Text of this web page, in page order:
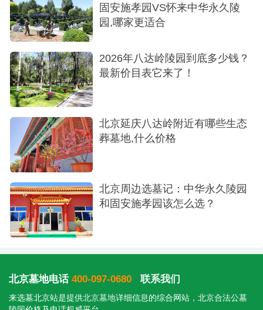
固安施孝园VS怀来中华永久陵
园,哪家更适合
2026年八达岭陵园到底多少钱？
最新价目表它来了！
北京延庆八达岭附近有哪些生态
葬墓地,什么价格
北京周边选墓记：中华永久陵园
和固安施孝园该怎么选？
北京墓地电话 400-097-0680 联系我们
来选墓北京站是提供北京墓地详细信息的综合网站，北京合法公墓